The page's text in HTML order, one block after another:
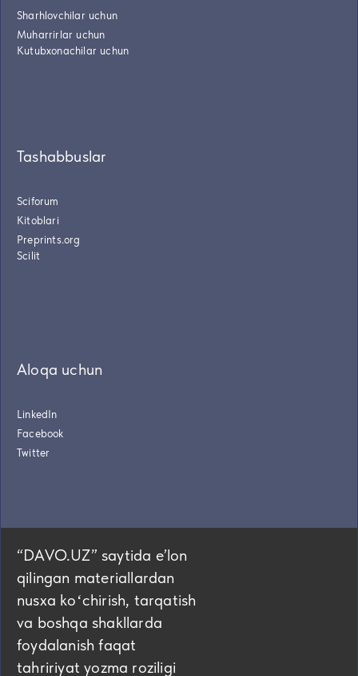
Sharhlovchilar uchun
Muharrirlar uchun
Kutubxonachilar uchun
Tashabbuslar
Sciforum
Kitoblari
Preprints.org
Scilit
Aloqa uchun
LinkedIn
Facebook
Twitter
“DAVO.UZ” saytida eʼlon
qilingan materiallardan
nusxa koʻchirish, tarqatish
va boshqa shakllarda
foydalanish faqat
tahririyat yozma roziligi